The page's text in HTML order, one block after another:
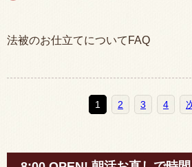
法被のお仕立てについてFAQ
1 2 3 4